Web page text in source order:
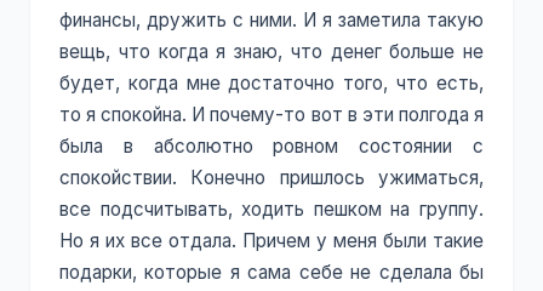
финансы, дружить с ними. И я заметила такую
вещь, что когда я знаю, что денег больше не
будет, когда мне достаточно того, что есть,
то я спокойна. И почему-то вот в эти полгода я
была в абсолютно ровном состоянии с
спокойствии. Конечно пришлось ужиматься,
все подсчитывать, ходить пешком на группу.
Но я их все отдала. Причем у меня были такие
подарки, которые я сама себе не сделала бы